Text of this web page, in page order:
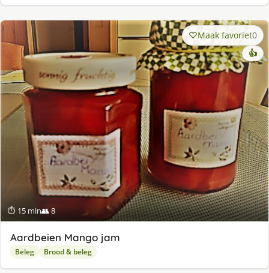
⏱ 15 min👥 8
Maak favoriet0
👍
Aardbeien Mango jam
Beleg Brood & beleg